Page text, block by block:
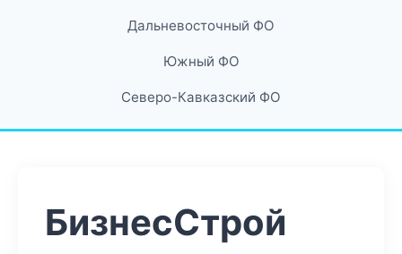
Дальневосточный ФО
Южный ФО
Северо-Кавказский ФО
БизнесСтрой